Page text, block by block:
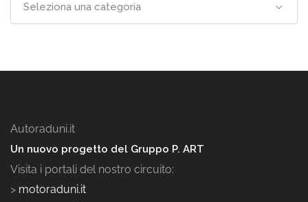
Seleziona una categoria
Autoraduni.it
Un nuovo progetto del Gruppo P. ART
Visita i portali del nostro circuito:
> motoraduni.it